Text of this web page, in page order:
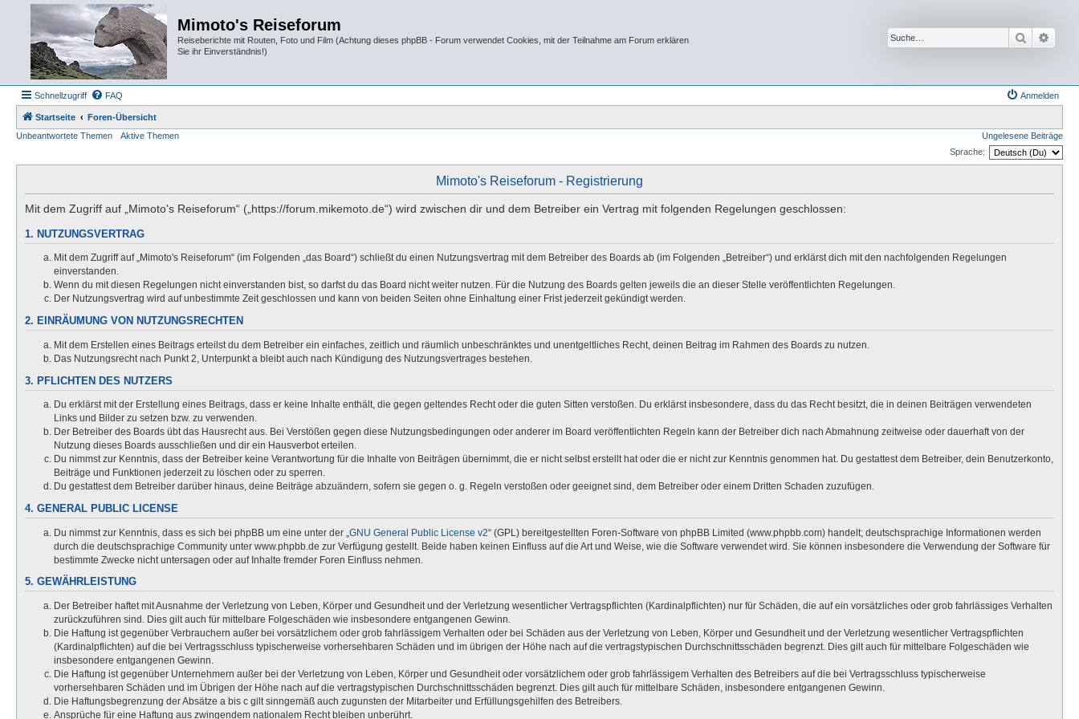
Mimoto's Reiseforum
Reiseberichte mit Routen, Foto und Film (Achtung dieses phpBB - Forum verwendet Cookies, mit der Teilnahme am Forum erklären
Sie ihr Einverständnis!)
Suche
Schnellzugriff FAQ Anmelden
Startseite
Foren-Übersicht
Unbeantwortete Themen
Aktive Themen
Ungelesene Beiträge
Sprache:
Mimoto's Reiseforum - Registrierung
Mit dem Zugriff auf „Mimoto's Reiseforum“ („https://forum.mikemoto.de“) wird zwischen dir und dem Betreiber ein Vertrag mit folgenden Regelungen geschlossen:
1. NUTZUNGSVERTRAG
Mit dem Zugriff auf „Mimoto's Reiseforum“ (im Folgenden „das Board“) schließt du einen Nutzungsvertrag mit dem Betreiber des Boards ab (im Folgenden „Betreiber“) und erklärst dich mit den nachfolgenden Regelungen
einverstanden.
Wenn du mit diesen Regelungen nicht einverstanden bist, so darfst du das Board nicht weiter nutzen. Für die Nutzung des Boards gelten jeweils die an dieser Stelle veröffentlichten Regelungen.
Der Nutzungsvertrag wird auf unbestimmte Zeit geschlossen und kann von beiden Seiten ohne Einhaltung einer Frist jederzeit gekündigt werden.
2. EINRÄUMUNG VON NUTZUNGSRECHTEN
Mit dem Erstellen eines Beitrags erteilst du dem Betreiber ein einfaches, zeitlich und räumlich unbeschränktes und unentgeltliches Recht, deinen Beitrag im Rahmen des Boards zu nutzen.
Das Nutzungsrecht nach Punkt 2, Unterpunkt a bleibt auch nach Kündigung des Nutzungsvertrages bestehen.
3. PFLICHTEN DES NUTZERS
Du erklärst mit der Erstellung eines Beitrags, dass er keine Inhalte enthält, die gegen geltendes Recht oder die guten Sitten verstoßen. Du erklärst insbesondere, dass du das Recht besitzt, die in deinen Beiträgen verwendeten
Links und Bilder zu setzen bzw. zu verwenden.
Der Betreiber des Boards übt das Hausrecht aus. Bei Verstößen gegen diese Nutzungsbedingungen oder anderer im Board veröffentlichten Regeln kann der Betreiber dich nach Abmahnung zeitweise oder dauerhaft von der
Nutzung dieses Boards ausschließen und dir ein Hausverbot erteilen.
Du nimmst zur Kenntnis, dass der Betreiber keine Verantwortung für die Inhalte von Beiträgen übernimmt, die er nicht selbst erstellt hat oder die er nicht zur Kenntnis genommen hat. Du gestattest dem Betreiber, dein Benutzerkonto,
Beiträge und Funktionen jederzeit zu löschen oder zu sperren.
Du gestattest dem Betreiber darüber hinaus, deine Beiträge abzuändern, sofern sie gegen o. g. Regeln verstoßen oder geeignet sind, dem Betreiber oder einem Dritten Schaden zuzufügen.
4. GENERAL PUBLIC LICENSE
Du nimmst zur Kenntnis, dass es sich bei phpBB um eine unter der „ GNU General Public License v2“ (GPL) bereitgestellten Foren-Software von phpBB Limited (www.phpbb.com) handelt; deutschsprachige Informationen werden
durch die deutschsprachige Community unter www.phpbb.de zur Verfügung gestellt. Beide haben keinen Einfluss auf die Art und Weise, wie die Software verwendet wird. Sie können insbesondere die Verwendung der Software für
bestimmte Zwecke nicht untersagen oder auf Inhalte fremder Foren Einfluss nehmen.
5. GEWÄHRLEISTUNG
Der Betreiber haftet mit Ausnahme der Verletzung von Leben, Körper und Gesundheit und der Verletzung wesentlicher Vertragspflichten (Kardinalpflichten) nur für Schäden, die auf ein vorsätzliches oder grob fahrlässiges Verhalten
zurückzuführen sind. Dies gilt auch für mittelbare Folgeschäden wie insbesondere entgangenen Gewinn.
Die Haftung ist gegenüber Verbrauchern außer bei vorsätzlichem oder grob fahrlässigem Verhalten oder bei Schäden aus der Verletzung von Leben, Körper und Gesundheit und der Verletzung wesentlicher Vertragspflichten
(Kardinalpflichten) auf die bei Vertragsschluss typischerweise vorhersehbaren Schäden und im übrigen der Höhe nach auf die vertragstypischen Durchschnittsschäden begrenzt. Dies gilt auch für mittelbare Folgeschäden wie
insbesondere entgangenen Gewinn.
Die Haftung ist gegenüber Unternehmern außer bei der Verletzung von Leben, Körper und Gesundheit oder vorsätzlichem oder grob fahrlässigem Verhalten des Betreibers auf die bei Vertragsschluss typischerweise
vorhersehbaren Schäden und im Übrigen der Höhe nach auf die vertragstypischen Durchschnittsschäden begrenzt. Dies gilt auch für mittelbare Schäden, insbesondere entgangenen Gewinn.
Die Haftungsbegrenzung der Absätze a bis c gilt sinngemäß auch zugunsten der Mitarbeiter und Erfüllungsgehilfen des Betreibers.
Ansprüche für eine Haftung aus zwingendem nationalem Recht bleiben unberührt.